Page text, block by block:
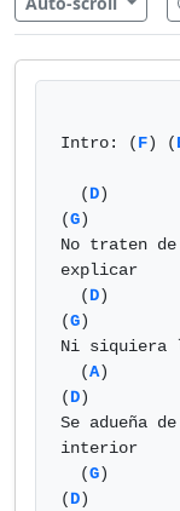
Intro: (F) (
  (
D)
(G)
No traten
explicar
  (
D)
(G)
Ni siquiera
  (
A)
(D)
Se adueña
interior
  (
G)
(D)